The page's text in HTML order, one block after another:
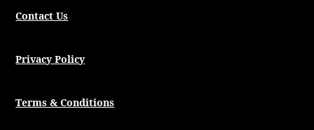
Contact Us
Privacy Policy
Terms & Conditions